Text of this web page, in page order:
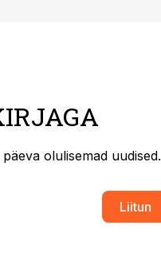
olulisemad uudised.
Liitun